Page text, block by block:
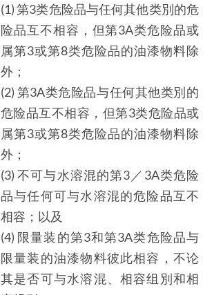
(1) 第3类危险品与任何其他类別的危
险品互不相容，但第3A类危险品或
属第3或第8类危险品的油漆物料除
外；
(2) 第3A类危险品与任何其他类別的
危险品互不相容，但第3类危险品或
属第3或第8类危险品的油漆物料除
外；
(3) 不可与水溶混的第3／3A类危险
品与任何可与水溶混的危险品互不
相容；以及
(4) 限量装的第3和第3A类危险品与
限量装的油漆物料彼此相容，不论
其是否可与水溶混、相容组別和相